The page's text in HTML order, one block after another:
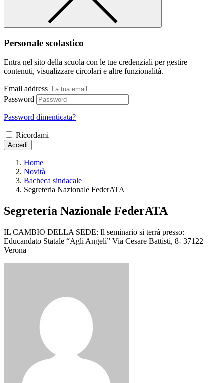
Personale scolastico
Entra nel sito della scuola con le tue credenziali per gestire
contenuti, visualizzare circolari e altre funzionalità.
Email address
Password
Password dimenticata?
Ricordami
Accedi
Home
Novità
Bacheca sindacale
Segreteria Nazionale FederATA
Segreteria Nazionale FederATA
IL CAMBIO DELLA SEDE: Il seminario si terrà presso:
Educandato Statale “Agli Angeli” Via Cesare Battisti, 8- 37122
Verona